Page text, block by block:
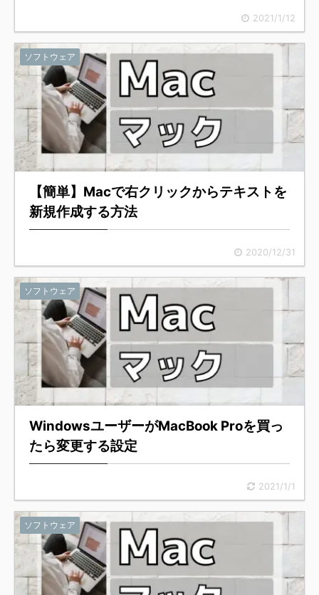
2021/1/12
ソフトウェア
【簡単】Macで右クリックからテキストを
新規作成する方法
2020/12/31
ソフトウェア
WindowsユーザーがMacBook Proを買っ
たら変更する設定
2021/1/1
ソフトウェア